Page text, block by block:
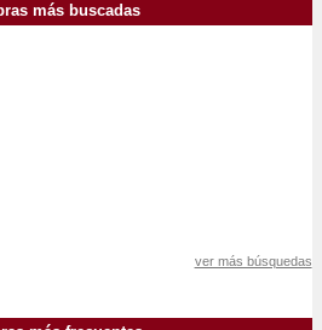
más buscadas
ver más búsquedas